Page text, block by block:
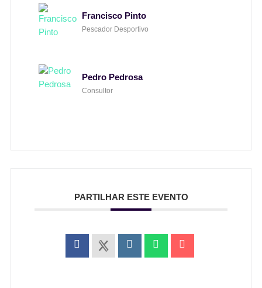
Francisco Pinto
Pescador Desportivo
Pedro Pedrosa
Consultor
PARTILHAR ESTE EVENTO